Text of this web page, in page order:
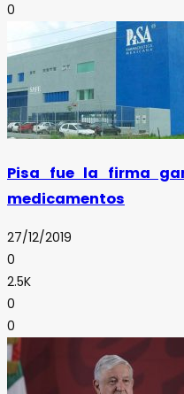
0
Pisa fue la firma
medicamentos
27/12/2019
0
2.5K
0
0